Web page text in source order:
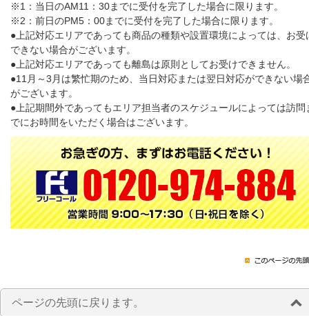
※1：当日のAM11：30までに受付を完了した場合に限ります。
※2：前日のPM5：00までに受付を完了した場合に限ります。
●上記対応エリアであっても商品の種類や設置環境によっては、お受
できない場合がございます。
●上記対応エリアであっても離島は原則としてお受けできません。
●11月～3月は繁忙期のため、当日対応または翌日対応ができない場
がございます。
●上記期間外であってもエリア担当者のスケジュールによっては訪問
でにお時間をいただく場合はございます。
ページの先頭に戻ります。